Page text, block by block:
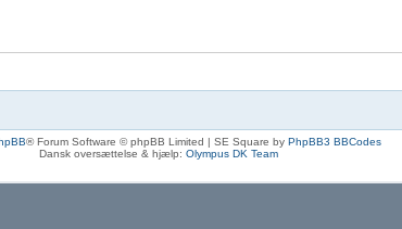
® Forum Software © phpBB Limited | SE Square by PhpBB3 BBCodes
Dansk oversættelse & hjælp: Olympus DK Team